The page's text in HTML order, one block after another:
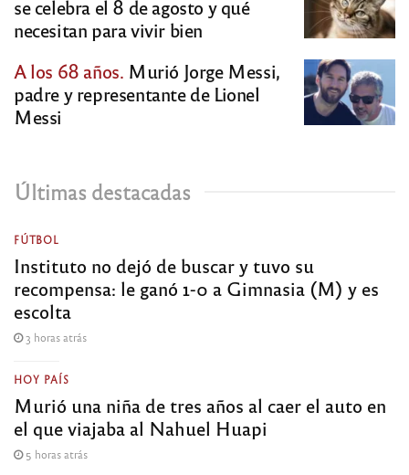
se celebra el 8 de agosto y qué
necesitan para vivir bien
A los 68 años. Murió Jorge Messi,
padre y representante de Lionel
Messi
Últimas destacadas
FÚTBOL
Instituto no dejó de buscar y tuvo su
recompensa: le ganó 1-0 a Gimnasia (M) y es
escolta
3 horas atrás
HOY PAÍS
Murió una niña de tres años al caer el auto en
el que viajaba al Nahuel Huapi
5 horas atrás